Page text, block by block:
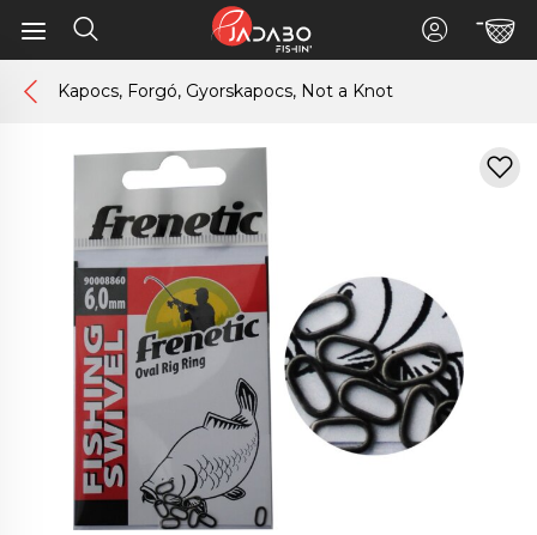
Kapocs, Forgó, Gyorskapocs, Not a Knot